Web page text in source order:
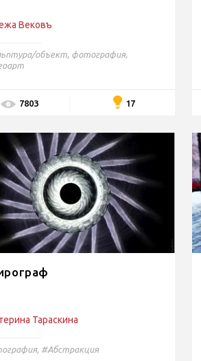
Вековъ
объект, фотография,
7803 17
Тараскина
, #Абстракция